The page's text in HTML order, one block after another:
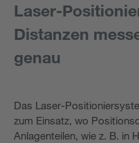
Laser-
Distanzen
genau
Das Laser-
zum Einsatz, wo
Anlagenteilen, wie z. B. in